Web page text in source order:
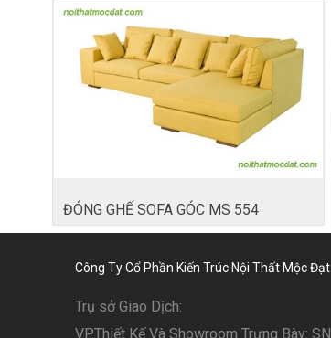
ĐÓNG GHẾ SOFA GÓC MS 554
Công Ty Cổ Phần Kiến Trúc Nội Thất Mộc Đạt
Trụ sở Giao Dịch:
VP.Thiết Kế Và Showroom Trưng Bày: SN